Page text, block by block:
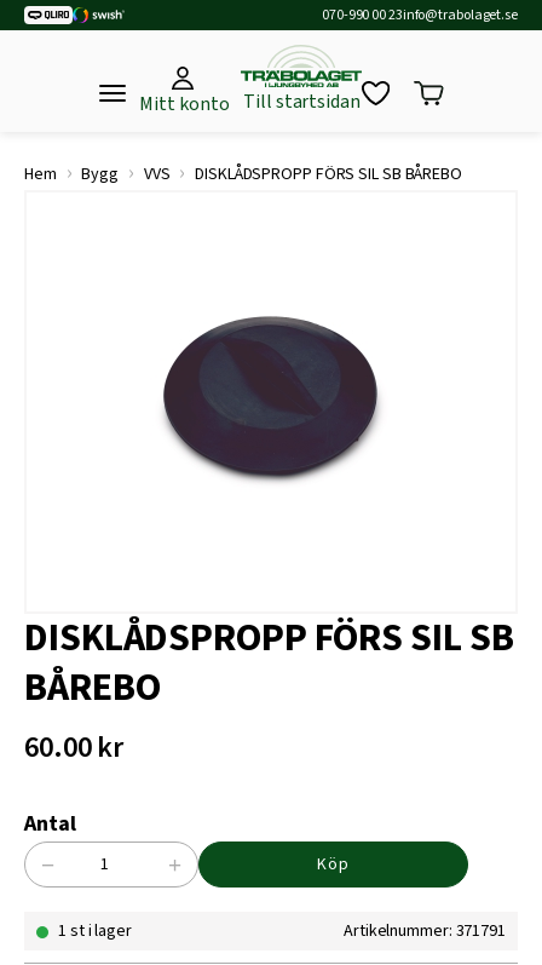
070-990 00 23info@trabolaget.se
Mitt konto Till startsidan
Hem › Bygg › VVS › DISKLÅDSPROPP FÖRS SIL SB BÅREBO
DISKLÅDSPROPP FÖRS SIL SB
BÅREBO
60.00kr
Antal
DISKLÅDSPROPP
SIL
− + Köp
1 st i lager Artikelnummer: 371791